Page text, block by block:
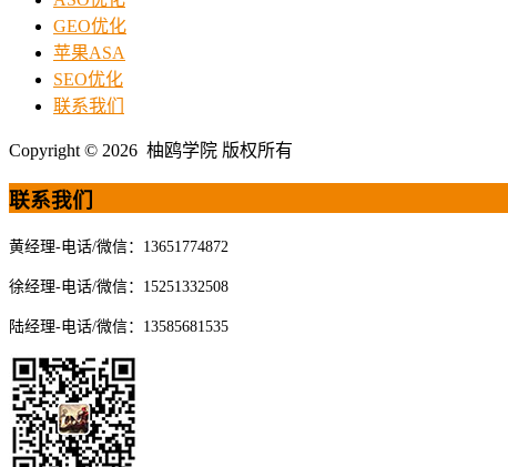
GEO优化
苹果ASA
SEO优化
联系我们
Copyright © 2026 柚鸥学院 版权所有
联系我们
黄经理-电话/微信：13651774872
徐经理-电话/微信：15251332508
陆经理-电话/微信：13585681535